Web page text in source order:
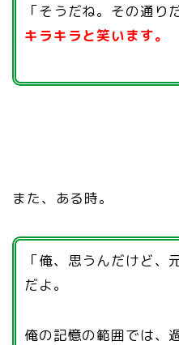
「そうだね。その通り
キラキラと笑います。
また、ある時。
「俺、思うんだけど、
だよ。
俺の記憶の範囲では、